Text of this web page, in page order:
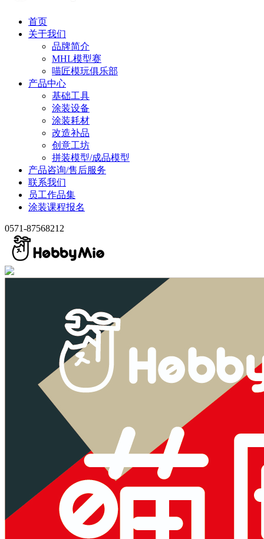
首页
关于我们
品牌简介
MHL模型赛
喵匠模玩俱乐部
产品中心
基础工具
涂装设备
涂装耗材
改造补品
创意工坊
拼装模型/成品模型
产品咨询/售后服务
联系我们
员工作品集
涂装课程报名
0571-87568212